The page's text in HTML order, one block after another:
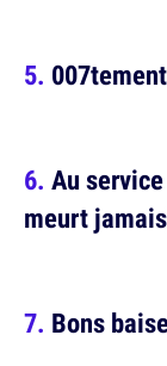
Au
meurt
Bons